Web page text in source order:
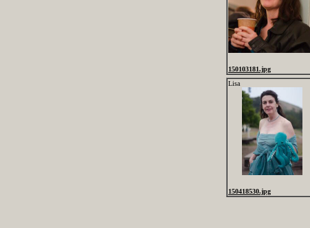
150103181.jpg
Lisa
150418530.jpg